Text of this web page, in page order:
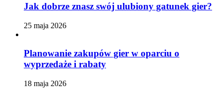
Jak dobrze znasz swój ulubiony gatunek gier?
25 maja 2026
Planowanie zakupów gier w oparciu o
wyprzedaże i rabaty
18 maja 2026